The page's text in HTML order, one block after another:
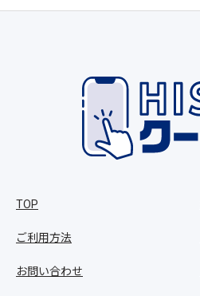
TOP
ご利用方法
お問い合わせ